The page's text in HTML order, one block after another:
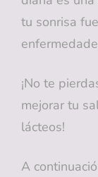
tu sonrisa
¡No te
mejorar tu
lácteos!
A